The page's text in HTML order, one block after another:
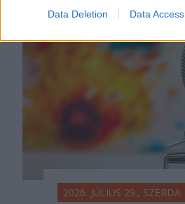
Data Deletion Data Access
2026. JÚLIUS 29., SZERDA